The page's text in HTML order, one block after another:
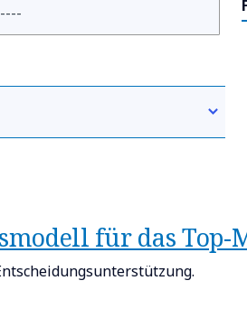
für das Top-